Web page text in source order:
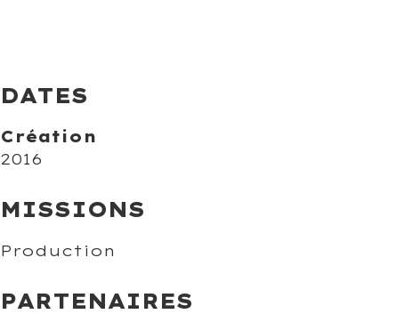
DATES
Création
2016
MISSIONS
Production
PARTENAIRES